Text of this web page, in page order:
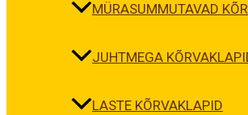
MÜRASUMMUTAVAD
JUHTMEGA
LASTE KÕRVAKLAPID